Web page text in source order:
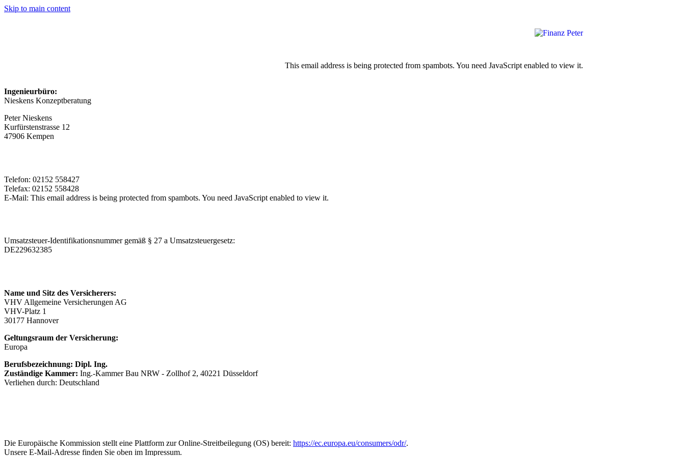
Skip to main content
This email address is being protected from spambots. You need JavaScript enabled to view it.
Ingenieurbüro:
Nieskens Konzeptberatung
Peter Nieskens
Kurfürstenstrasse 12
47906 Kempen
Telefon: 02152 558427
Telefax: 02152 558428
E-Mail: This email address is being protected from spambots. You need JavaScript enabled to view it.
Umsatzsteuer-Identifikationsnummer gemäß § 27 a Umsatzsteuergesetz:
DE229632385
Name und Sitz des Versicherers:
VHV Allgemeine Versicherungen AG
VHV-Platz 1
30177 Hannover
Geltungsraum der Versicherung:
Europa
Berufsbezeichnung: Dipl. Ing.
Zuständige Kammer: Ing.-Kammer Bau NRW - Zollhof 2, 40221 Düsseldorf
Verliehen durch: Deutschland
Die Europäische Kommission stellt eine Plattform zur Online-Streitbeilegung (OS) bereit: https://ec.europa.eu/consumers/odr/.
Unsere E-Mail-Adresse finden Sie oben im Impressum.